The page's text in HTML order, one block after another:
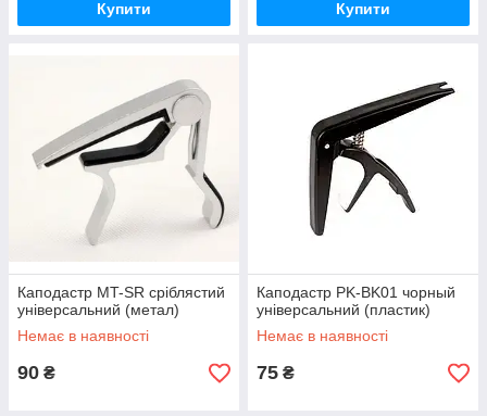
Купити Купити
Каподастр MT-SR сріблястий
універсальний (метал)
Немає в наявності
90 ₴
Каподастр PK-BK01 чорный
універсальний (пластик)
Немає в наявності
75 ₴